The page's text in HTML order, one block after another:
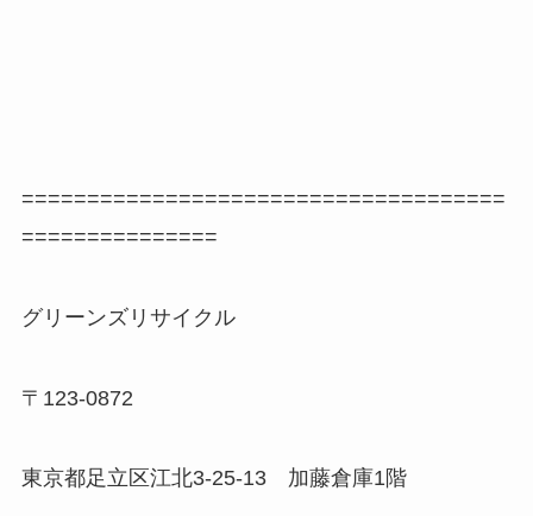
=====================================
===============
グリーンズリサイクル
〒123-0872
東京都足立区江北3-25-13 加藤倉庫1階